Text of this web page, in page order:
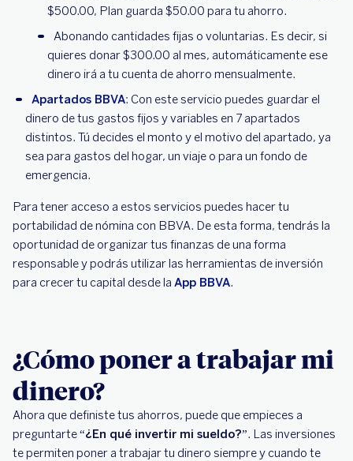
$500.00, Plan guarda $50.00 para tu ahorro.
Abonando cantidades fijas o voluntarias. Es decir, si
quieres donar $300.00 al mes, automáticamente ese
dinero irá a tu cuenta de ahorro mensualmente.
Apartados BBVA: Con este servicio puedes guardar el
dinero de tus gastos fijos y variables en 7 apartados
distintos. Tú decides el monto y el motivo del apartado, ya
sea para gastos del hogar, un viaje o para un fondo de
emergencia.
Para tener acceso a estos servicios puedes hacer tu
portabilidad de nómina con BBVA. De esta forma, tendrás la
oportunidad de organizar tus finanzas de una forma
responsable y podrás utilizar las herramientas de inversión
para crecer tu capital desde la App BBVA.
¿Cómo poner a trabajar mi
dinero?
Ahora que definiste tus ahorros, puede que empieces a
preguntarte “¿En qué invertir mi sueldo?”. Las inversiones
te permiten poner a trabajar tu dinero siempre y cuando te